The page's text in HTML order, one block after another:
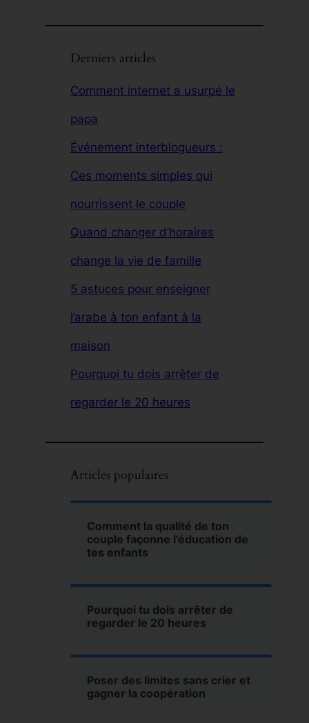
Derniers articles
Comment internet a usurpé le
papa
Événement interblogueurs :
Ces moments simples qui
nourrissent le couple
Quand changer d’horaires
change la vie de famille
5 astuces pour enseigner
l’arabe à ton enfant à la
maison
Pourquoi tu dois arrêter de
regarder le 20 heures
Articles populaires
Comment la qualité de ton
couple façonne l’éducation de
tes enfants
Pourquoi tu dois arrêter de
regarder le 20 heures
Poser des limites sans crier et
gagner la coopération